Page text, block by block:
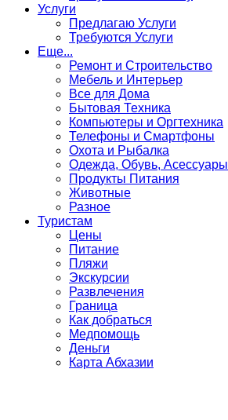
Услуги
Предлагаю Услуги
Требуются Услуги
Еще...
Ремонт и Строительство
Мебель и Интерьер
Все для Дома
Бытовая Техника
Компьютеры и Оргтехника
Телефоны и Смартфоны
Охота и Рыбалка
Одежда, Обувь, Асессуары
Продукты Питания
Животные
Разное
Туристам
Цены
Питание
Пляжи
Экскурсии
Развлечения
Граница
Как добраться
Медпомощь
Деньги
Карта Абхазии